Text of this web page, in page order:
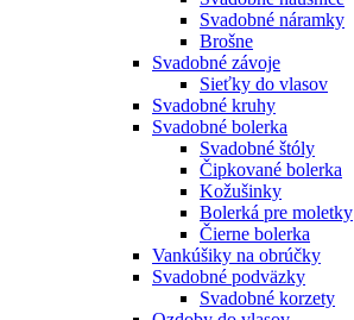
Svadobné náramky
Brošne
Svadobné závoje
Sieťky do vlasov
Svadobné kruhy
Svadobné bolerka
Svadobné štóly
Čipkované bolerka
Kožušinky
Bolerká pre moletky
Čierne bolerka
Vankúšiky na obrúčky
Svadobné podväzky
Svadobné korzety